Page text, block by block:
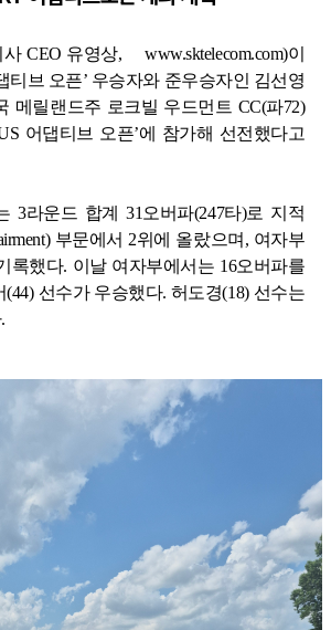
사 CEO 유영상, www.sktelecom.com)이
티브 오픈’ 우승자와 준우승자인 김선영
메릴랜드주 로크빌 우드먼트 CC(파72)
어댑티브 오픈’에 참가해 선전했다고
3라운드 합계31 오버파(247타)로 지적
부문에서 2위에 올랐으며 , 여자부
록했다. 이날 여자부에서는 16오버파를
(44) 선수가 우승했다. 허도경(18) 선수는
.